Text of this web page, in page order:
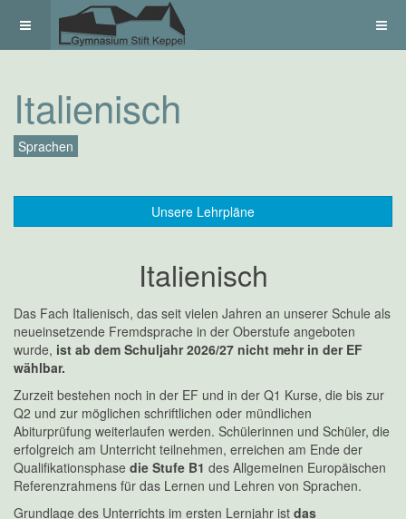
Italienisch
Sprachen
Unsere Lehrpläne
Italienisch
Das Fach Italienisch, das seit vielen Jahren an unserer Schule als
neueinsetzende Fremdsprache in der Oberstufe angeboten
wurde, ist ab dem Schuljahr 2026/27 nicht mehr in der EF
wählbar.
Zurzeit bestehen noch in der EF und in der Q1 Kurse, die bis zur
Q2 und zur möglichen schriftlichen oder mündlichen
Abiturprüfung weiterlaufen werden. Schülerinnen und Schüler, die
erfolgreich am Unterricht teilnehmen, erreichen am Ende der
Qualifikationsphase die Stufe B1 des Allgemeinen Europäischen
Referenzrahmens für das Lernen und Lehren von Sprachen.
Grundlage des Unterrichts im ersten Lernjahr ist das